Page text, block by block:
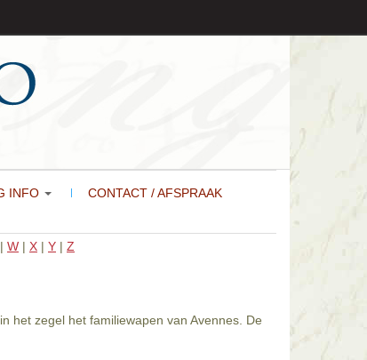
INFO CONTACT / AFSPRAAK
| W | X | Y | Z
het zegel het familiewapen van Avennes. De